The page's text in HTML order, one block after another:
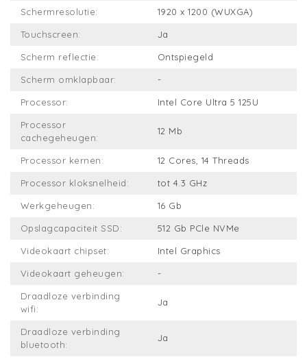
Schermresolutie: 1920 x 1200 (WUXGA)
Touchscreen: Ja
Scherm reflectie: Ontspiegeld
Scherm omklapbaar: -
Processor: Intel Core Ultra 5 125U
Processor
cachegeheugen:
12 Mb
Processor kernen: 12 Cores, 14 Threads
Processor kloksnelheid: tot 4.3 GHz
Werkgeheugen: 16 Gb
Opslagcapaciteit SSD: 512 Gb PCle NVMe
Videokaart chipset: Intel Graphics
Videokaart geheugen: -
Draadloze verbinding
wifi:
Ja
Draadloze verbinding
bluetooth:
Ja